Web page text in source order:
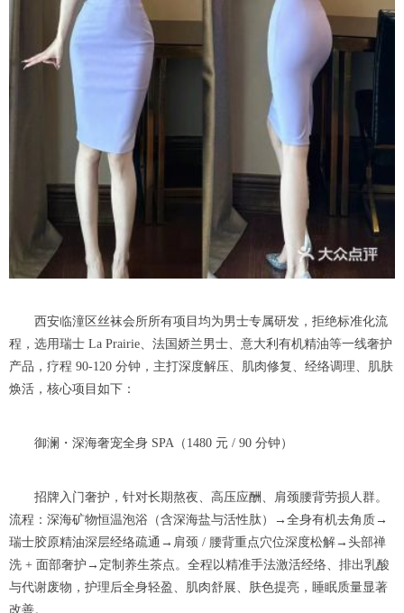
西安临潼区丝袜会所所有项目均为男士专属研发，拒绝标准化流
程，选用瑞士 La Prairie、法国娇兰男士、意大利有机精油等一线奢护
产品，疗程 90-120 分钟，主打深度解压、肌肉修复、经络调理、肌肤
焕活，核心项目如下：
御澜・深海奢宠全身 SPA（1480 元 / 90 分钟）
招牌入门奢护，针对长期熬夜、高压应酬、肩颈腰背劳损人群。
流程：深海矿物恒温泡浴（含深海盐与活性肽）→全身有机去角质→
瑞士胶原精油深层经络疏通→肩颈 / 腰背重点穴位深度松解→头部禅
洗 + 面部奢护→定制养生茶点。全程以精准手法激活经络、排出乳酸
与代谢废物，护理后全身轻盈、肌肉舒展、肤色提亮，睡眠质量显著
改善。